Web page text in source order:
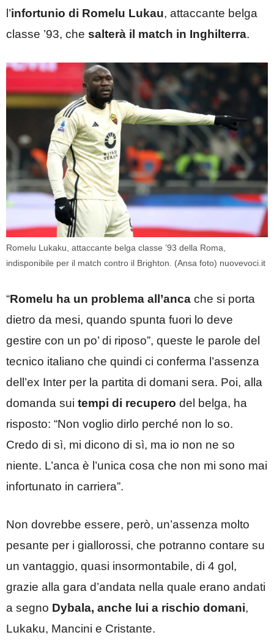
l’infortunio di Romelu Lukau, attaccante belga
classe ’93, che salterà il match in Inghilterra.
Romelu Lukaku, attaccante belga classe ’93 della Roma,
indisponibile per il match contro il Brighton. (Ansa foto) nuovevoci.it
“Romelu ha un problema all’anca che si porta
dietro da mesi, quando spunta fuori lo deve
gestire con un po’ di riposo”, queste le parole del
tecnico italiano che quindi ci conferma l’assenza
dell’ex Inter per la partita di domani sera. Poi, alla
domanda sui tempi di recupero del belga, ha
risposto: “Non voglio dirlo perché non lo so.
Credo di sì, mi dicono di sì, ma io non ne so
niente. L’anca è l’unica cosa che non mi sono mai
infortunato in carriera”.
Non dovrebbe essere, però, un’assenza molto
pesante per i giallorossi, che potranno contare su
un vantaggio, quasi insormontabile, di 4 gol,
grazie alla gara d’andata nella quale erano andati
a segno Dybala, anche lui a rischio domani,
Lukaku, Mancini e Cristante.